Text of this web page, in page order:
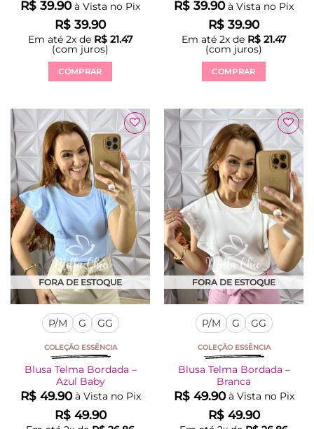
R$ 39.90 à Vista no Pix
R$ 39.90
Em até 2x de R$ 21.47
(com juros)
COMPRAR
tem
várias
variantes.
As
opções
podem
ser
escolhidas
na
página
do
produto
R$ 39.90 à Vista no Pix
R$ 39.90
Em até 2x de R$ 21.47
(com juros)
COMPRAR
tem
várias
variantes.
As
opções
podem
ser
escolhidas
na
página
do
produto
Adicionar
à Lista
FORA DE ESTOQUE
P/M G GG
COLEÇÃO ESSÊNCIA
Blusa Telma Bordada –
Azul Baby
R$49.90 à Vista no Pix
R$49.90
Adicionar
à Lista
FORA DE ESTOQUE
P/M G GG
COLEÇÃO ESSÊNCIA
Blusa Telma Bordada –
Branca
R$49.90 à Vista no Pix
R$49.90